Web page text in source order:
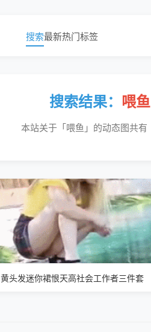
搜索最新热门标签
搜索结果： 喂鱼
本站关于「喂鱼」的动态图共有
黄头发迷你裙恨天高社会工作者三件套